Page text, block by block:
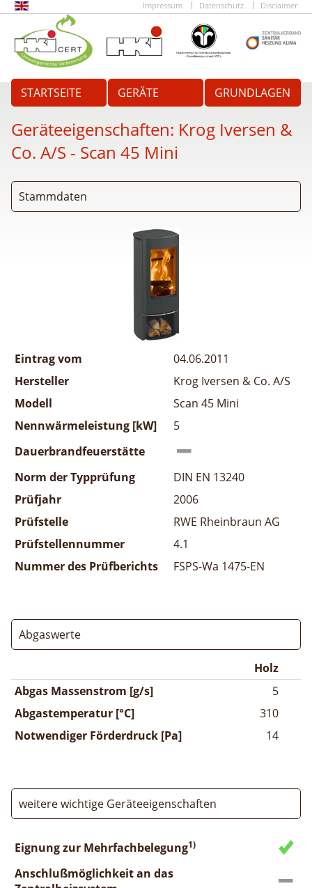
Impressum Datenschutz Disclaimer
STARTSEITE GERÄTE GRUNDLAGEN
Geräteeigenschaften: Krog Iversen &
Co. A/S - Scan 45 Mini
Stammdaten
Eintrag vom
04.06.2011
Hersteller
Krog Iversen & Co. A/S
Modell
Scan 45 Mini
Nennwärmeleistung [kW]
5
Dauerbrandfeuerstätte
Norm der Typprüfung
DIN EN 13240
Prüfjahr
2006
Prüfstelle
RWE Rheinbraun AG
Prüfstellennummer
4.1
Nummer des Prüfberichts
FSPS-Wa 1475-EN
Abgaswerte
Holz
Abgas Massenstrom [g/s]
5
Abgastemperatur [°C]
310
Notwendiger Förderdruck [Pa]
14
weitere wichtige Geräteeigenschaften
Eignung zur Mehrfachbelegung1)
Anschlußmöglichkeit an das